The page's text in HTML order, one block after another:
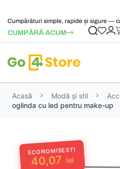
Cumpărături simple, rapide și sigure —
CUMPĂRĂ ACUM
Acasă Modă și stil
oglinda cu led pentru make-up
ECONOMISESTI
40,07 lei